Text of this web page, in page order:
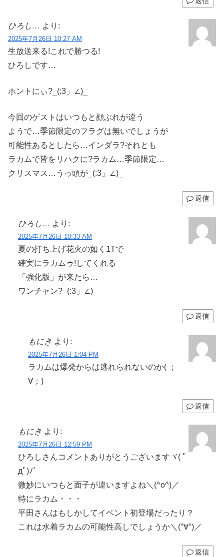
ひろし… より:
2025年7月26日 10:27 AM
生放送来る!これで勝つる!
ひろしです…
ホントにぃ?_(:3」∠)_
今回のゲストはいつもと顔ぶれが違う
ようで…季節限定のフラグは無いでしょうが
可能性あるとしたら…インダラ?それとも
ラカムで皆をリハクに?ラカム…季節限定…
クリスマス…うっ頭が_(:3」∠)_
返信
ひろし… より:
2025年7月26日 10:33 AM
夏の打ち上げ花火の如く1Tで
確実にラカムゥ!してくれる
「強化版」が来たら…
ワンチャン?_(:3」∠)_
返信
もにき より:
2025年7月26日 1:04 PM
ラカムは爆発からは逃れられないのか( ；
∀；)
返信
もにき より:
2025年7月26日 12:59 PM
ひろしさんコメントありがとうございますヾ( ﾟ
дﾟ)ﾉ゛
微妙にいつもと面子が違いますよね＼(^o^)／
特にラカム・・・
平田さんはもしかしてイベント初登場だったり？
これは水着ラカムの可能性高しでしょうか＼(°∀°)／
返信